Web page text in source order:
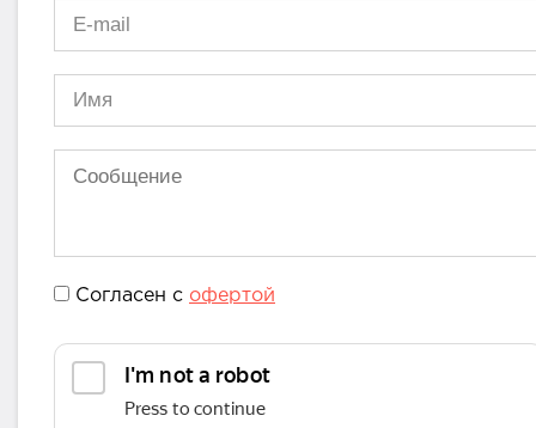
Согласен с офертой